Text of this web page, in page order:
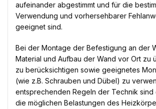
aufeinander abgestimmt und für die
Verwendung und vorhersehbarer
geeignet sind.
Bei der Montage der Befestigung an der
Material und Aufbau der Wand vor Ort zu
zu berücksichtigen sowie geeignetes
(wie z.B. Schrauben und Dübel) zu
entsprechenden Regeln der Technik sind
die möglichen Belastungen des